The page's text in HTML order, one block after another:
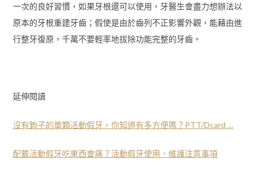
一次的良好習慣，如果牙根還可以使用，牙醫生會盡力想辦法以
原本的牙根重建牙齒；假使是由於齒列不正影響外觀，能藉由進
行整牙復原，千萬不要輕率地拔除功能完整的牙齒。
延伸閱讀
沒有鉤子的單顆活動假牙，你知道有多方便嗎？PTT/Dcard …
配戴活動假牙吃東西會痛？活動假牙使用、維護注意事項